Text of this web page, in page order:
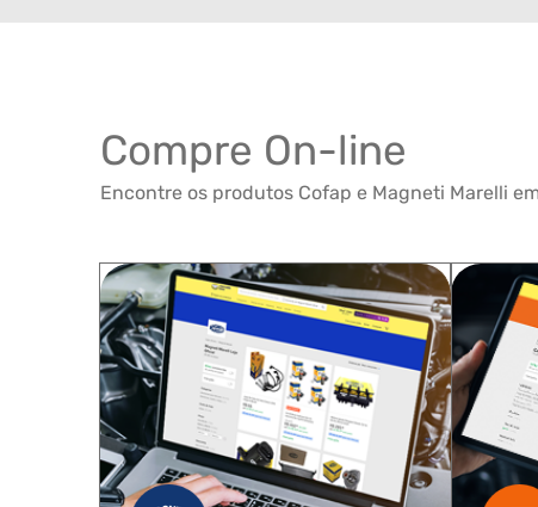
Compre On-line
Encontre os produtos Cofap e Magneti Marelli